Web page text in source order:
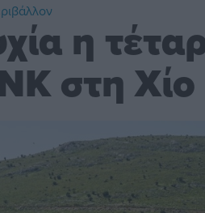
η
στη Χίο